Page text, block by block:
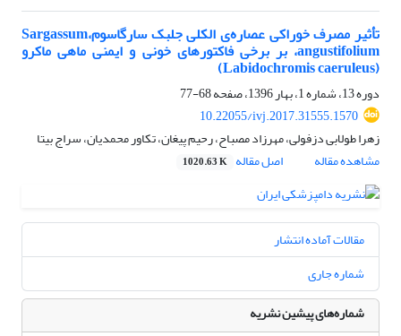
تأثیر مصرف خوراکی عصاره‌ی الکلی جلبک سارگاسوم،Sargassum
angustifolium، بر برخی فاکتورهای خونی و ایمنی ماهی ماکرو
(Labidochromis caeruleus)
دوره 13، شماره 1، بهار 1396، صفحه
68-77
10.22055/ivj.2017.31555.1570
زهرا طولابی دزفولی، مهرزاد مصباح، رحیم پیغان، تکاور محمدیان، سراج بیتا
مشاهده مقاله
اصل مقاله 1020.63 K
مقالات آماده انتشار
شماره جاری
شماره‌های پیشین نشریه